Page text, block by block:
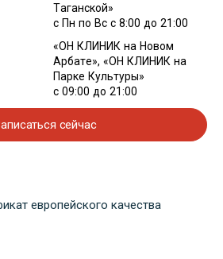
Таганской»
с Пн по Вс с 8:00 до 21:00
«ОН КЛИНИК на Новом
Арбате», «ОН КЛИНИК на
Парке Культуры»
с 09:00 до 21:00
сейчас
европейского качества